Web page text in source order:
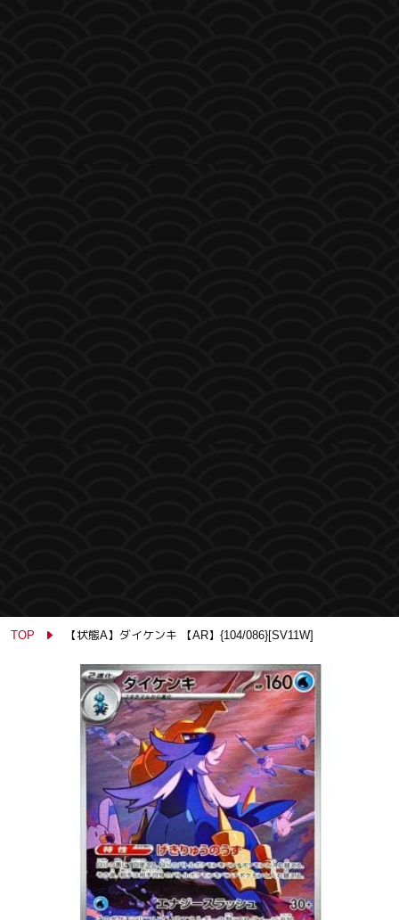
TOP 【状態A】ダイケンキ 【AR】{104/086}[SV11W]